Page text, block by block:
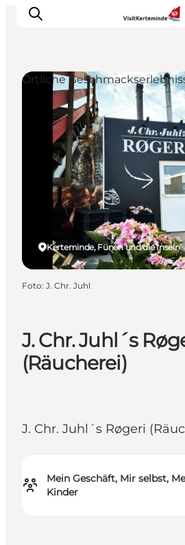
Sehenswürdigkeiten
Aktivitäten
Essen und trinken
Unterkünfte
Reiseplanung
Veranstaltungen
J. Chr. Juhl´s
(Räucherei)
J. Chr. Juhl´s Røgeri
Mein Geschäft, Mir selbst,
Kinder
Kerteminde, Fünen und die Inseln
Örtliche
Foto: J. Chr. Juhl